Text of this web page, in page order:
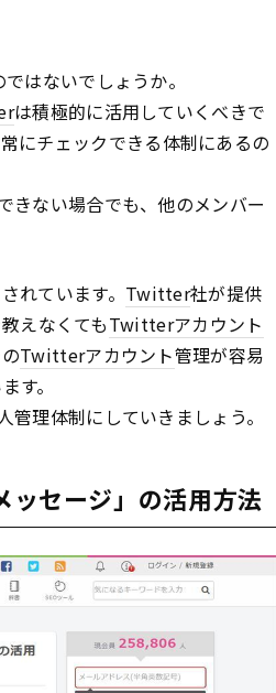
はないでしょうか。
は積極的に活用していくべきで
にチェックできる体制にあるの
きない場合でも、他のメンバー
れています。 Twitter社が提供
えなくてもTwitterアカウント
Twitterアカウント管理が容易
す。
理体制にしていきましょう。
セージ」の活用方法